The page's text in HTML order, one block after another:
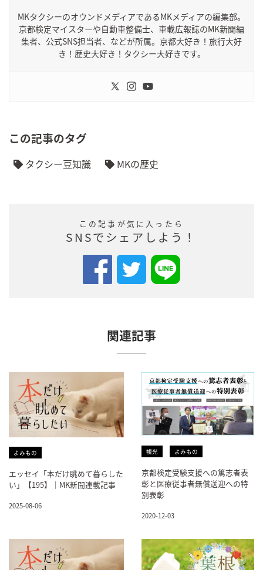
MKタクシーのオウンドメディアであるMKメディアの編集部。
京都検定マイスターや自動車整備士、車載広報誌のMK新聞編
集者、公式SNS担当者、などが所属。京都大好き！旅行大好
き！歴史大好き！タクシー大好きです。
この記事のタグ
タクシー豆知識 MKの歴史
この記事が気に入ったら
SNSでシェアしよう！
関連記事
よみもの
エッセイ「本だけ眺めて暮らした
い」【195】｜MK新聞連載記事
2025-08-06
観光 よみもの
京都検定受験支援への篤志者表
彰と医療従事者無償送迎への特
別表彰
2020-12-03